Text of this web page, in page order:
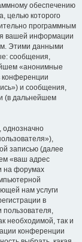
обеспечению
целью которого
программным
вашей информации
Этими данными
сообщения,
«анонимные
конференции
и сообщения,
(в дальнейшем
однозначно
записью (далее
«ваш адрес
на форумах
нам услуги
в
необходимой, так и
конференции